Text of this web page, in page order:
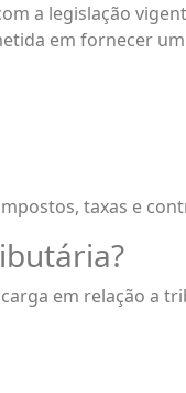
a legislação
em fornecer
taxas e
em relação a